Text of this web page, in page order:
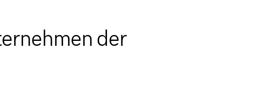
MAXIMIERUNG DER
HOTELEINNAHMEN DURCH
INTEGRIERTE ZAHLUNGSLÖSUNGEN
der